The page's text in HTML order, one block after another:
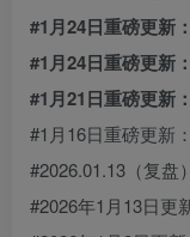
#1月24日重磅更新
#1月24日重磅更新
#1月21日重磅更新
#1月16日重磅更新
#2026.01.13（复盘
#2026年1月13日更